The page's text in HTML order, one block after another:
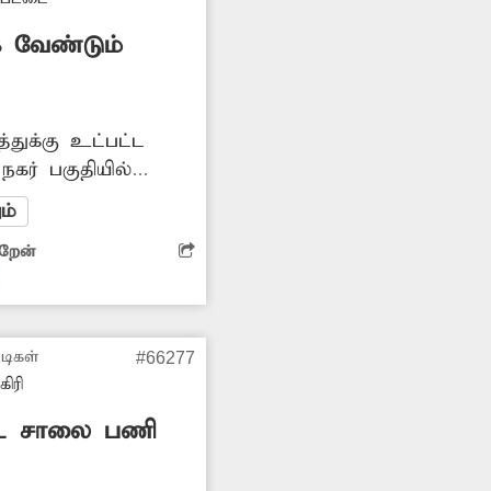
வேண்டும்
உட்பட்ட
பகுதியில்
உள்ளன.
மிக
காட்சி
வாகனத்தில்
விபத்துகளும்
சம்பந்தப்பட்ட
தார்சாலை
-சுரேஷ், பாச்சல்.
#66277
சாலை பணி